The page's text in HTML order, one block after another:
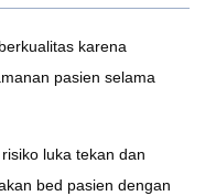
karena
pasien selama
luka tekan dan
bed pasien dengan